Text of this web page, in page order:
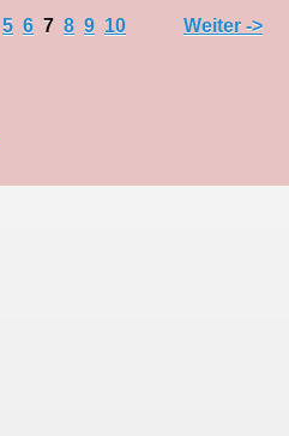
5 6 7 8 9 10 Weiter ->